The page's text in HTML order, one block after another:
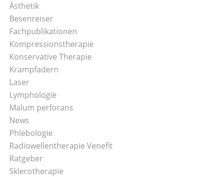
Ästhetik
Besenreiser
Fachpublikationen
Kompressionstherapie
Konservative Therapie
Krampfadern
Laser
Lymphologie
Malum perforans
News
Phlebologie
Radiowellentherapie Venefit
Ratgeber
Sklerotherapie